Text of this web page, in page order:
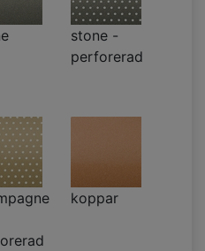
stone -
perforerad
koppar